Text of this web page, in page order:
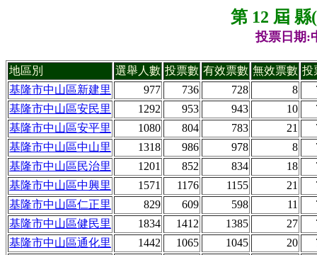
第 12 屆
投票日期:
地區別 選舉人數 投票數 有效票數 無效票數 投
基隆市中山區新建里
977 736 728 8
基隆市中山區安民里
1292 953 943 10
基隆市中山區安平里
1080 804 783 21
基隆市中山區中山里
1318 986 978 8
基隆市中山區民治里
1201 852 834 18
基隆市中山區中興里
1571 1176 1155 21
基隆市中山區仁正里
829 609 598 11
基隆市中山區健民里
1834 1412 1385 27
基隆市中山區通化里
1442 1065 1045 20